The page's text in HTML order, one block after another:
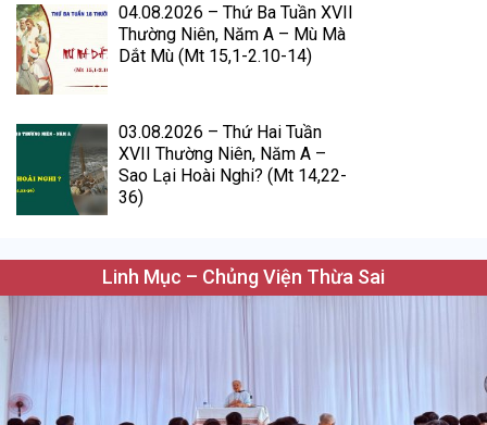
04.08.2026 – Thứ Ba Tuần XVII
Thường Niên, Năm A – Mù Mà
Dắt Mù (Mt 15,1-2.10-14)
03.08.2026 – Thứ Hai Tuần
XVII Thường Niên, Năm A –
Sao Lại Hoài Nghi? (Mt 14,22-
36)
Linh Mục – Chủng Viện Thừa Sai